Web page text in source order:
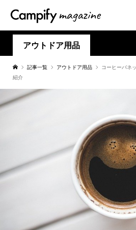
アウトドア用品
記事一覧 アウトドア用品
コーヒーバネ
紹介